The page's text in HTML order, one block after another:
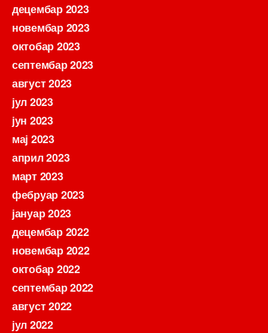
децембар 2023
новембар 2023
октобар 2023
септембар 2023
август 2023
јул 2023
јун 2023
мај 2023
април 2023
март 2023
фебруар 2023
јануар 2023
децембар 2022
новембар 2022
октобар 2022
септембар 2022
август 2022
јул 2022